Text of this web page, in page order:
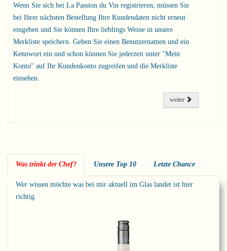
Wenn Sie sich bei La Passion du Vin registrieren, müssen Sie
bei Ihrer nächsten Bestellung Ihre Kundendaten nicht erneut
eingeben und Sie können Ihre lieblings Weine in unsere
Merkliste speichern. Geben Sie einen Benutzernamen und ein
Kennwort ein und schon können Sie jederzeit unter "Mein
Konto" auf Ihr Kundenkonto zugreifen und die Merkliste
einsehen.
weiter
Was trinkt der Chef? Unsere Top 10 Letzte Chance
Wer wissen möchte was bei mir aktuell im Glas landet ist hier
richtig.